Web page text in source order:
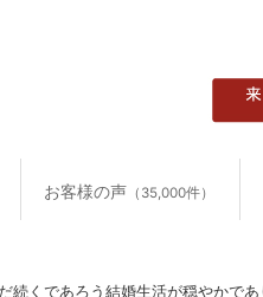
お客様の声 （35,000件）
続くであろう結婚生活が穏やかで